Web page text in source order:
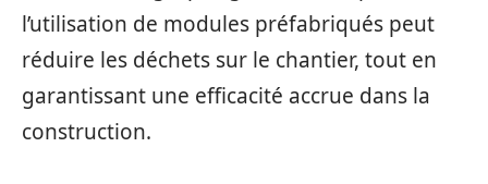
l’utilisation de modules préfabriqués peut
réduire les déchets sur le chantier, tout en
garantissant une efficacité accrue dans la
construction.